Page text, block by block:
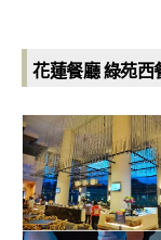
花蓮餐廳 綠苑西